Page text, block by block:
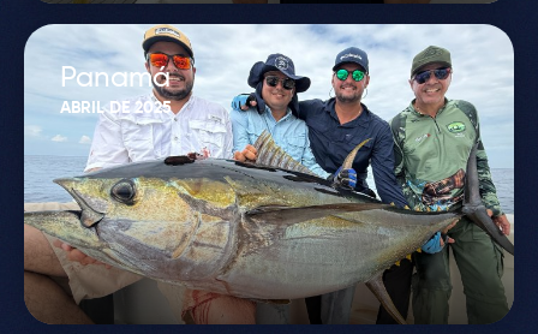
Panamá
ABRIL DE 2025